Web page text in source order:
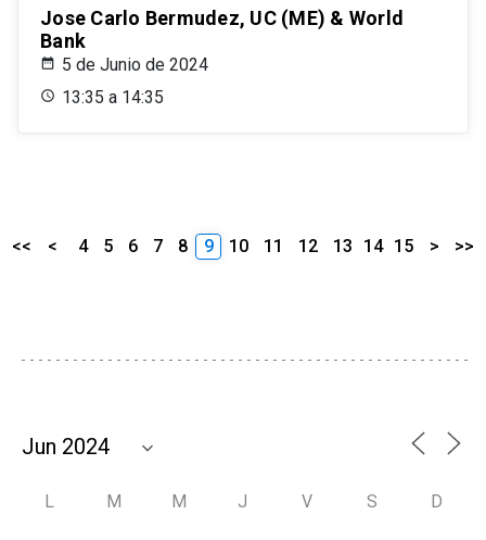
Jose Carlo Bermudez, UC (ME) & World
Bank
5 de Junio de 2024
13:35 a 14:35
<< < 4 5 6 7 8 9 10 11 12 13 14 15 > >>
L M M J V S D